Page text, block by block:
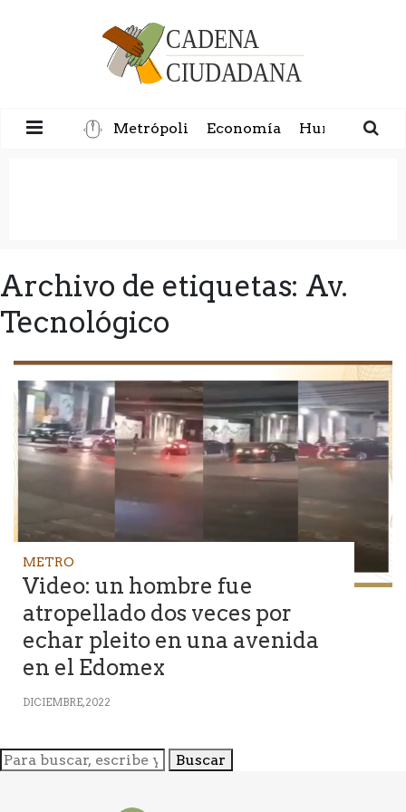
Metrópoli Economía Humanidad
Archivo de etiquetas: Av.
Tecnológico
METRO
Video: un hombre fue
atropellado dos veces por
echar pleito en una avenida
en el Edomex
DICIEMBRE, 2022
Buscar